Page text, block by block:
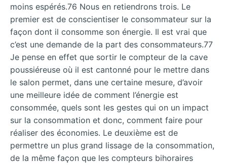
moins espérés.76 Nous en retiendrons trois. Le
premier est de conscientiser le consommateur sur la
façon dont il consomme son énergie. Il est vrai que
c’est une demande de la part des consommateurs.77
Je pense en effet que sortir le compteur de la cave
poussiéreuse où il est cantonné pour le mettre dans
le salon permet, dans une certaine mesure, d’avoir
une meilleure idée de comment l’énergie est
consommée, quels sont les gestes qui on un impact
sur la consommation et donc, comment faire pour
réaliser des économies. Le deuxième est de
permettre un plus grand lissage de la consommation,
de la même façon que les compteurs bihoraires